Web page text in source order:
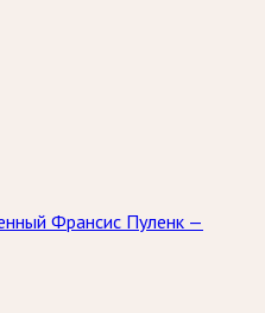
Франсис Пуленк —